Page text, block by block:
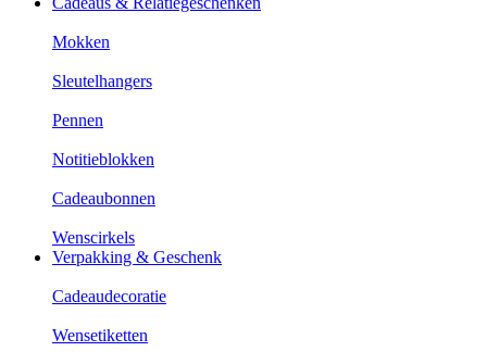
Mokken
Sleutelhangers
Pennen
Notitieblokken
Cadeaubonnen
Wenscirkels
Verpakking & Geschenk
Cadeaudecoratie
Wensetiketten